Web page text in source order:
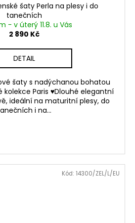
šaty Perla na plesy i do
tanečních
- v úterý 11.8. u Vás
2 890 Kč
DETAIL
šaty s nadýchanou bohatou
kolekce Paris ♥Dlouhé elegantní
ideální na maturitní plesy, do
i na...
Kód: 14300/ZEL/L/EU